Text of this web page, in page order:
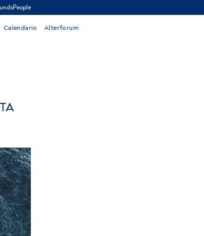
Calendario Alterforum